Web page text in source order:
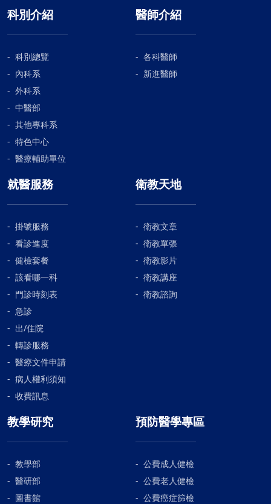
科別介紹
科別總覽
內科系
外科系
中醫部
其他專科系
特色中心
醫療輔助單位
醫師介紹
各科醫師
新進醫師
就醫服務
掛號服務
看診進度
健檢套餐
該看哪一科
門診時刻表
急診
出/住院
轉診服務
醫療文件申請
病人權利須知
收費訊息
衛教天地
衛教文章
衛教單張
衛教影片
衛教講座
衛教諮詢
教學研究
教學部
醫研部
圖書館
預防醫學專區
公費成人健檢
公費老人健檢
公費癌症篩檢